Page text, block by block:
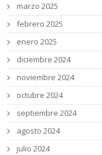
marzo 2025
febrero 2025
enero 2025
diciembre 2024
noviembre 2024
octubre 2024
septiembre 2024
agosto 2024
julio 2024